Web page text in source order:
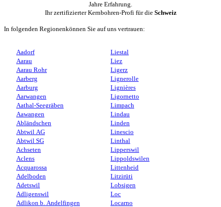
Jahre Erfahrung.
Ihr zertifizierter Kernbohren-Profi für die Schweiz
In folgenden Regionenkönnen Sie auf uns vertrauen:
Aadorf
Aarau
Aarau Rohr
Aarberg
Aarburg
Aarwangen
Aathal-Seegräben
Aawangen
Abländschen
Abtwil AG
Abtwil SG
Achseten
Aclens
Acquarossa
Adelboden
Adetswil
Adligenswil
Adlikon b. Andelfingen
Liestal
Liez
Ligerz
Lignerolle
Lignières
Ligornetto
Limpach
Lindau
Linden
Linescio
Linthal
Lipperswil
Lippoldswilen
Littenheid
Litzirüti
Lobsigen
Loc
Locarno